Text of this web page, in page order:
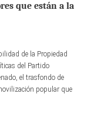
que están a la
de la Propiedad
del Partido
el trasfondo de
popular que